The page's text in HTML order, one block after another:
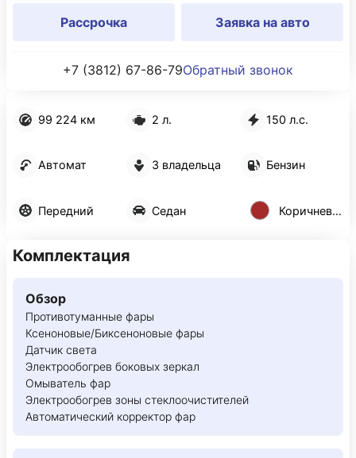
99 224 км 2 л. 150 л.с.
Автомат 3 владельца Бензин
Передний Седан Коричневый
Рассрочка Заявка на авто
+7 (3812) 67-86-79Обратный звонок
Комплектация
Обзор
Противотуманные фары
Ксеноновые/Биксеноновые фары
Датчик света
Электрообогрев боковых зеркал
Омыватель фар
Электрообогрев зоны стеклоочистителей
Автоматический корректор фар